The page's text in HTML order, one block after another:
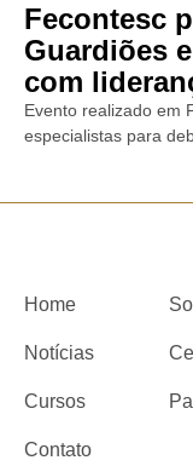
Fecontesc
Guardiões
com
Evento realizado em
especialistas para
Home
Notícias
Cursos
Contato